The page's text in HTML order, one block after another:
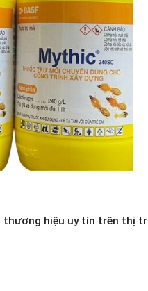
thương hiệu uy tín trên thị